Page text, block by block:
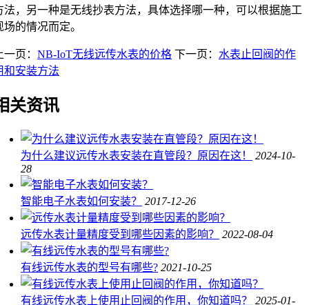
法，另一种是无线抄表方法，具体选择哪一种，可以根据施工
场的情况而定。
一页： NB-IoT无线远传水表的价格 下一页： 水表止回阀的作
和安装方法
关资讯
为什么建议远传水表安装在直管段？原因在这！
2024-10-
28
智能电子水表如何安装？ 2017-12-26
远传水表计量精度受到哪些因素的影响？ 2022-08-04
有线远传水表的型号有哪些? 2021-10-25
有线远传水表上使用止回阀的作用，你知道吗？
2025-01-